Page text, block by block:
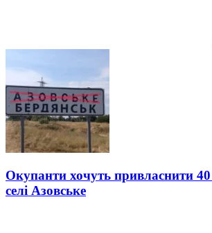
Окупанти хочуть привласнити
селі Азовське